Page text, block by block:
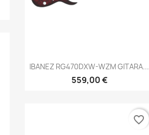
Brzi pregled
IBANEZ RG470DXW-WZM GITARA...
559,00 €
favorite_border